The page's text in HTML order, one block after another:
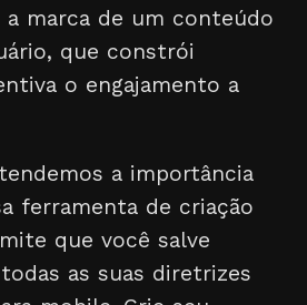
a marca de um conteúdo
que constrói
o engajamento a
a importância
ferramenta de criação
que você salve
as suas diretrizes